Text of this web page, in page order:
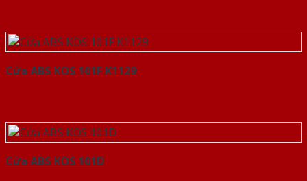
Cửa ABS KOS 101F K1129
Cửa ABS KOS 101D